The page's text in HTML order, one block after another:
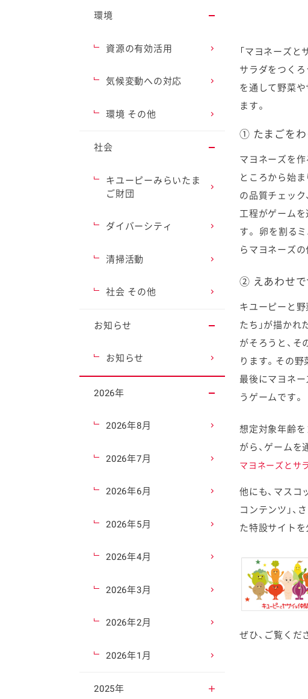
「マヨネーズ
サラダをつく
を通して野菜
ます。
① たまごをわ
マヨネーズを作
ところから始ま
の品質チェック
工程がゲーム
す。 卵を割る
らマヨネーズの
② えあわせで
キユーピーと野
たち」が描かれ
がそろうと、そ
ります。その野
最後にマヨネ
うゲームです。
想定対象年齢を
がら、 ゲームを
マヨネーズとサ
他にも、マスコ
コンテンツ」、
た特設サイトを
ぜひ、ご覧く
環境
資源の有効活用
気候変動への対応
環境 その他
社会
キユーピーみらいたま
ご財団
ダイバーシティ
清掃活動
社会 その他
お知らせ
お知らせ
2026年
2026年8月
2026年7月
2026年6月
2026年5月
2026年4月
2026年3月
2026年2月
2026年1月
2025年